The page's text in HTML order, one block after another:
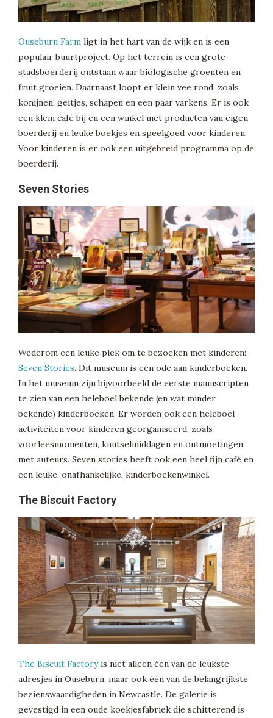
Ouseburn Farm ligt in het hart van de wijk en is een
populair buurtproject. Op het terrein is een grote
stadsboerderij ontstaan waar biologische groenten en
fruit groeien. Daarnaast loopt er klein vee rond, zoals
konijnen, geitjes, schapen en een paar varkens. Er is ook
een klein café bij en een winkel met producten van eigen
boerderij en leuke boekjes en speelgoed voor kinderen.
Voor kinderen is er ook een uitgebreid programma op de
boerderij.
Seven Stories
Wederom een leuke plek om te bezoeken met kinderen:
Seven Stories. Dit museum is een ode aan kinderboeken.
In het museum zijn bijvoorbeeld de eerste manuscripten
te zien van een heleboel bekende (en wat minder
bekende) kinderboeken. Er worden ook een heleboel
activiteiten voor kinderen georganiseerd, zoals
voorleesmomenten, knutselmiddagen en ontmoetingen
met auteurs. Seven stories heeft ook een heel fijn café en
een leuke, onafhankelijke, kinderboekenwinkel.
The Biscuit Factory
The Biscuit Factoryis niet alleen één van de leukste
adresjes in Ouseburn, maar ook één van de belangrijkste
bezienswaardigheden in Newcastle. De galerie is
gevestigd in een oude koekjesfabriek die schitterend is